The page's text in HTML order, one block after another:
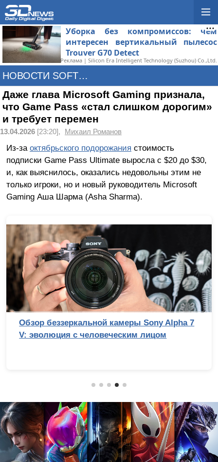
Уборка без компромиссов: чем
интересен вертикальный пылесос
Trouver G70 Detect
Реклама | Silicon Era Intelligent Technology (Suzhou) Co.,Ltd.
НОВОСТИ SOFTWARE
Даже глава Microsoft Gaming признала,
что Game Pass «стал слишком дорогим»
и требует перемен
13.04.2026 [23:20], Михаил Романов
Из-за октябрьского подорожания стоимость
подписки Game Pass Ultimate выросла с $20 до $30,
и, как выяснилось, оказались недовольны этим не
только игроки, но и новый руководитель Microsoft
Gaming Аша Шарма (Asha Sharma).
Обзор беззеркальной камеры Sony Alpha 7
V: эволюция с человеческим лицом